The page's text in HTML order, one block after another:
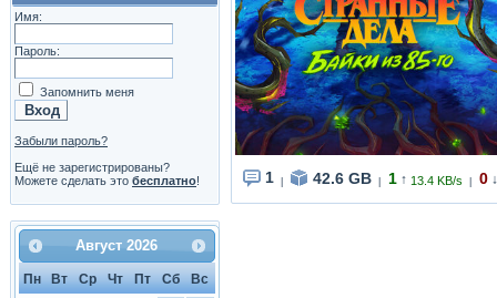
Имя:
Пароль:
Запомнить меня
Забыли пароль?
Ещё не зарегистрированы?
Можете сделать это бесплатно!
Август 2026
Пн Вт Ср Чт Пт Сб
Вс
1 42.6 GB 1 ↑ 13.4 KB/s 0 ↓